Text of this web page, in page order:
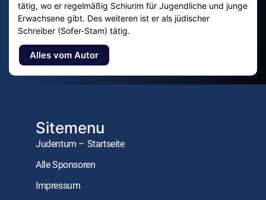
tätig, wo er regelmäßig Schiurim für Jugendliche und junge
Erwachsene gibt. Des weiteren ist er als jüdischer
Schreiber (Sofer-Stam) tätig.
Alles vom Autor
Sitemenu
Judentum – Startseite
Alle Sponsoren
Impressum